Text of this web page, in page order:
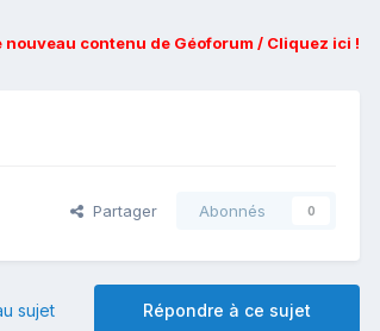
nouveau contenu de Géoforum / Cliquez ici !
Partager Abonnés 0
Répondre à ce sujet
sujet